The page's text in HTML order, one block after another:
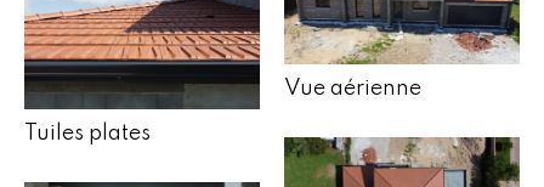
Vue aérienne
Tuiles plates